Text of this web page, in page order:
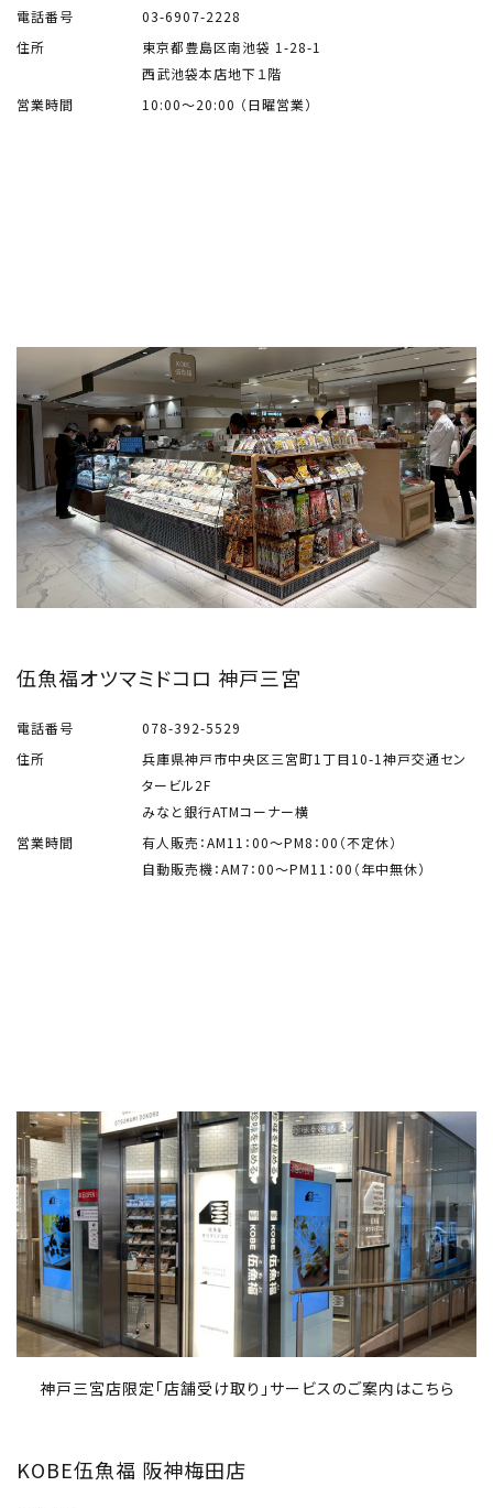
電話番号
03-6907-2228
住所
東京都豊島区南池袋 1-28-1
西武池袋本店地下１階
営業時間
10:00～20:00 （日曜営業）
伍魚福オツマミドコロ 神戸三宮
電話番号
078-392-5529
住所
兵庫県神戸市中央区三宮町1丁目10-1神戸交通セン
タービル2F
みなと銀行ATMコーナー横
営業時間
有人販売：AM11：00～PM8：00（不定休）
自動販売機：AM7：00～PM11：00（年中無休）
神戸三宮店限定「店舗受け取り」サービスのご案内はこちら
KOBE伍魚福 阪神梅田店